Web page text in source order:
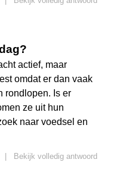
actief, maar
omdat er dan vaak
rondlopen. Is er
ze uit hun
naar voedsel en
Bekijk volledig antwoord